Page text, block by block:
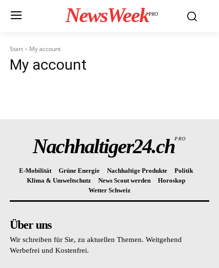
NewsWeekPRO
Start My account
My account
Nachhaltiger24.chPRO
E-Mobilität Grüne Energie Nachhaltige Produkte
Politik
Klima & Umweltschutz
News Scout werden
Horoskop
Wetter Schweiz
Über uns
Wir schreiben für Sie, zu aktuellen Themen. Weitgehend
Werbefrei und Kostenfrei.